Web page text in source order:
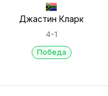
Джастин Кларк
4-1
Победа